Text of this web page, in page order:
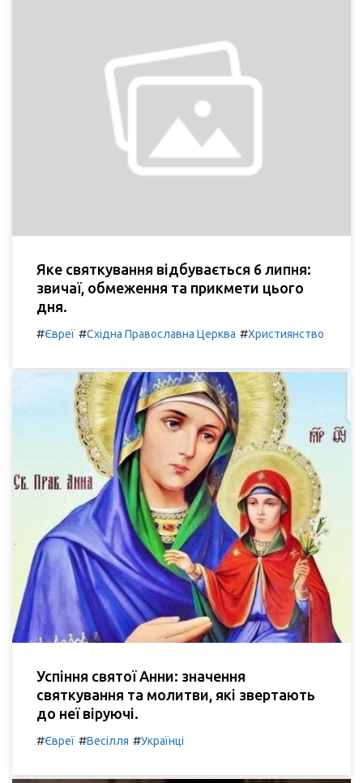
Яке святкування відбувається 6 липня:
звичаї, обмеження та прикмети цього
дня.
#Євреї #Східна Православна Церква #Християнство
Успіння святої Анни: значення
святкування та молитви, які звертають
до неї віруючі.
#Євреї #Весілля #Українці